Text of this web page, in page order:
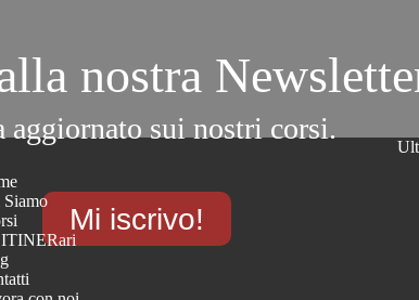
nostra
aggiornato sui nostri corsi.
Mi iscrivo!